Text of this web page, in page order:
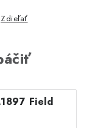
Zdieľať
Field